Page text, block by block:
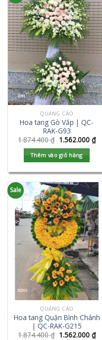
QUẢNG CÁO
Hoa tang Gò Vấp | QC-
RAK-G93
1.874.400₫ 1.562.000 ₫
Thêm vào giỏ hàng
Sale
QUẢNG CÁO
Hoa tang Quận Bình Chánh
| QC-RAK-G215
1.874.400₫ 1.562.000 ₫